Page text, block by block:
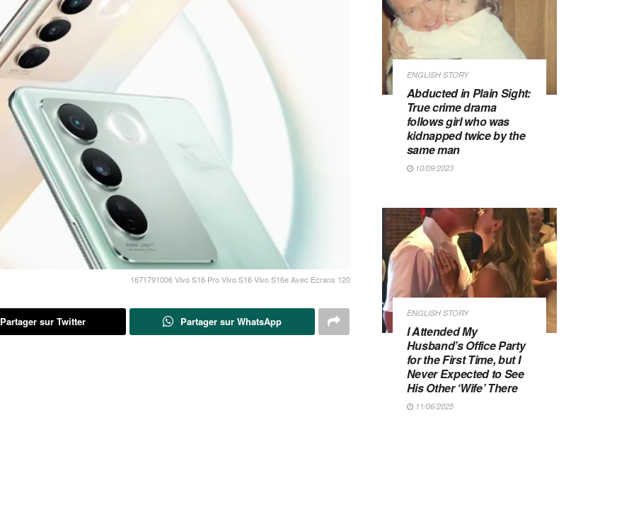
1671791006 Vivo S16 Pro Vivo S16 Vivo S16e Avec Ecrans 120
Partager sur Twitter Partager sur WhatsApp
ENGLISH STORY
Abducted in Plain Sight:
True crime drama
follows girl who was
kidnapped twice by the
same man
10/09/2023
ENGLISH STORY
I Attended My
Husband’s Office Party
for the First Time, but I
Never Expected to See
His Other ‘Wife’ There
11/06/2025